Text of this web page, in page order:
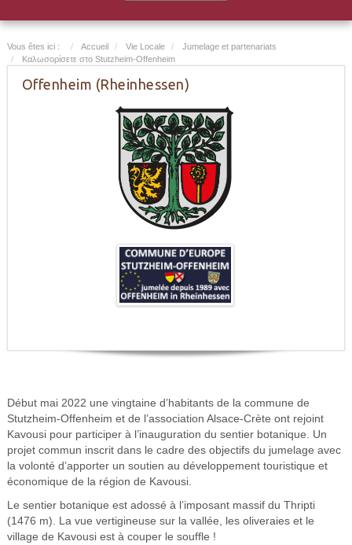
Vous êtes ici : Accueil Vie Locale
Jumelage et partenariats
Καλωσορίσετε στο Stutzheim-Offenheim
Offenheim (Rheinhessen)
Début mai 2022 une vingtaine d’habitants de la commune de
Stutzheim-Offenheim et de l’association Alsace-Crète ont rejoint
Kavousi pour participer à l’inauguration du sentier botanique. Un
projet commun inscrit dans le cadre des objectifs du jumelage avec
la volonté d’apporter un soutien au développement touristique et
économique de la région de Kavousi.
Le sentier botanique est adossé à l’imposant massif du Thripti
(1476 m). La vue vertigineuse sur la vallée, les oliveraies et le
village de Kavousi est à couper le souffle !